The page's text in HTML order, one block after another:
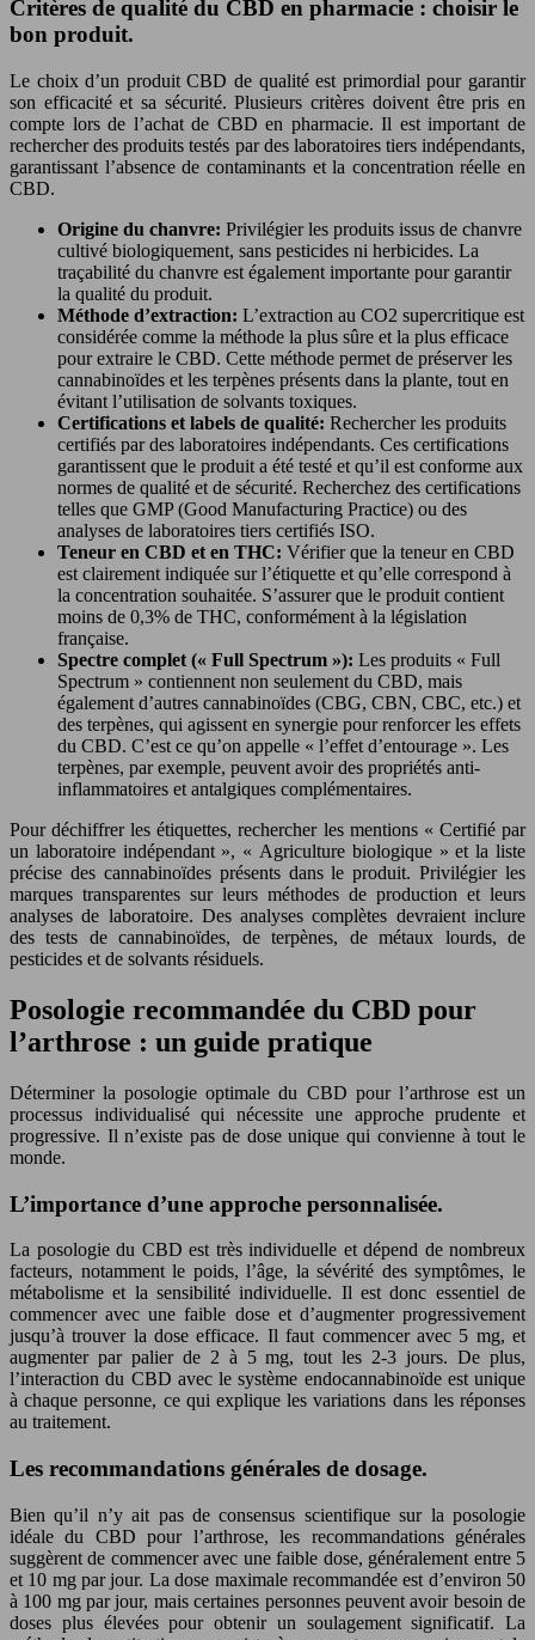
Critères de qualité du CBD en pharmacie : choisir le
bon produit.
Le choix d’un produit CBD de qualité est primordial pour garantir
son efficacité et sa sécurité. Plusieurs critères doivent être pris en
compte lors de l’achat de CBD en pharmacie. Il est important de
rechercher des produits testés par des laboratoires tiers indépendants,
garantissant l’absence de contaminants et la concentration réelle en
CBD.
Origine du chanvre: Privilégier les produits issus de chanvre
cultivé biologiquement, sans pesticides ni herbicides. La
traçabilité du chanvre est également importante pour garantir
la qualité du produit.
Méthode d’extraction: L’extraction au CO2 supercritique est
considérée comme la méthode la plus sûre et la plus efficace
pour extraire le CBD. Cette méthode permet de préserver les
cannabinoïdes et les terpènes présents dans la plante, tout en
évitant l’utilisation de solvants toxiques.
Certifications et labels de qualité: Rechercher les produits
certifiés par des laboratoires indépendants. Ces certifications
garantissent que le produit a été testé et qu’il est conforme aux
normes de qualité et de sécurité. Recherchez des certifications
telles que GMP (Good Manufacturing Practice) ou des
analyses de laboratoires tiers certifiés ISO.
Teneur en CBD et en THC: Vérifier que la teneur en CBD
est clairement indiquée sur l’étiquette et qu’elle correspond à
la concentration souhaitée. S’assurer que le produit contient
moins de 0,3% de THC, conformément à la législation
française.
Spectre complet (« Full Spectrum »): Les produits « Full
Spectrum » contiennent non seulement du CBD, mais
également d’autres cannabinoïdes (CBG, CBN, CBC, etc.) et
des terpènes, qui agissent en synergie pour renforcer les effets
du CBD. C’est ce qu’on appelle « l’effet d’entourage ». Les
terpènes, par exemple, peuvent avoir des propriétés anti-
inflammatoires et antalgiques complémentaires.
Pour déchiffrer les étiquettes, rechercher les mentions « Certifié par
un laboratoire indépendant », « Agriculture biologique » et la liste
précise des cannabinoïdes présents dans le produit. Privilégier les
marques transparentes sur leurs méthodes de production et leurs
analyses de laboratoire. Des analyses complètes devraient inclure
des tests de cannabinoïdes, de terpènes, de métaux lourds, de
pesticides et de solvants résiduels.
Posologie recommandée du CBD pour
l’arthrose : un guide pratique
Déterminer la posologie optimale du CBD pour l’arthrose est un
processus individualisé qui nécessite une approche prudente et
progressive. Il n’existe pas de dose unique qui convienne à tout le
monde.
L’importance d’une approche personnalisée.
La posologie du CBD est très individuelle et dépend de nombreux
facteurs, notamment le poids, l’âge, la sévérité des symptômes, le
métabolisme et la sensibilité individuelle. Il est donc essentiel de
commencer avec une faible dose et d’augmenter progressivement
jusqu’à trouver la dose efficace. Il faut commencer avec 5 mg, et
augmenter par palier de 2 à 5 mg, tout les 2-3 jours. De plus,
l’interaction du CBD avec le système endocannabinoïde est unique
à chaque personne, ce qui explique les variations dans les réponses
au traitement.
Les recommandations générales de dosage.
Bien qu’il n’y ait pas de consensus scientifique sur la posologie
idéale du CBD pour l’arthrose, les recommandations générales
suggèrent de commencer avec une faible dose, généralement entre 5
et 10 mg par jour. La dose maximale recommandée est d’environ 50
à 100 mg par jour, mais certaines personnes peuvent avoir besoin de
doses plus élevées pour obtenir un soulagement significatif. La